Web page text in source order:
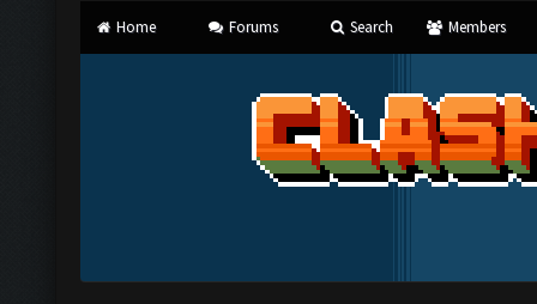
Home Forums Search Members